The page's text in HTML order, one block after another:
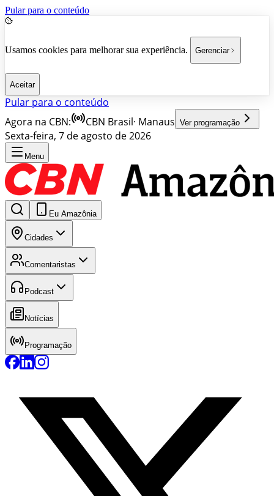
Pular para o conteúdo
Usamos cookies para melhorar sua experiência. Gerenciar
Aceitar
Pular para o conteúdo
Agora na CBN:
CBN Brasil· Manaus Ver programação
Sexta-feira, 7 de agosto de 2026
Menu
Eu Amazônia
Cidades
Comentaristas
Podcast
Notícias
Programação